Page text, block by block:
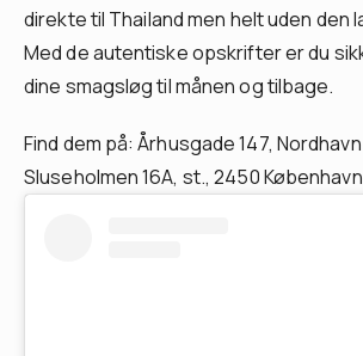
direkte til Thailand men helt uden den
Med de autentiske opskrifter er du
dine smagsløg til månen og tilbage.
Find dem på: Århusgade 147, Nordhavn
Sluseholmen 16A, st., 2450 København